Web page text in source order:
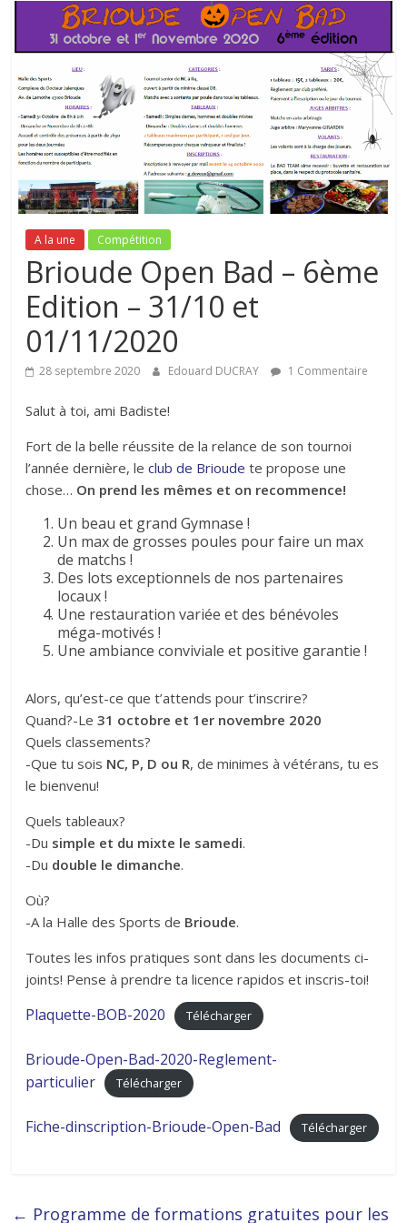
A la une Compétition
Brioude Open Bad – 6ème
Edition – 31/10 et
01/11/2020
28 septembre 2020 Edouard DUCRAY 1 Commentaire
Salut à toi, ami Badiste!
Fort de la belle réussite de la relance de son tournoi
l’année dernière, le club de Brioude te propose une
chose… On prend les mêmes et on recommence!
Un beau et grand Gymnase !
Un max de grosses poules pour faire un max
de matchs !
Des lots exceptionnels de nos partenaires
locaux !
Une restauration variée et des bénévoles
méga-motivés !
Une ambiance conviviale et positive garantie !
Alors, qu’est-ce que t’attends pour t’inscrire?
Quand?-Le31 octobre et 1er novembre 2020
Quels classements?
-Que tu sois NC, P, D ou R, de minimes à vétérans, tu es
le bienvenu!
Quels tableaux?
-Du simple et du mixte le samedi.
-Du double le dimanche.
Où?
-A la Halle des Sports de Brioude.
Toutes les infos pratiques sont dans les documents ci-
joints! Pense à prendre ta licence rapidos et inscris-toi!
Plaquette-BOB-2020 Télécharger
Brioude-Open-Bad-2020-Reglement-
particulier
Télécharger
Fiche-dinscription-Brioude-Open-Bad Télécharger
← Programme de formations gratuites pour les